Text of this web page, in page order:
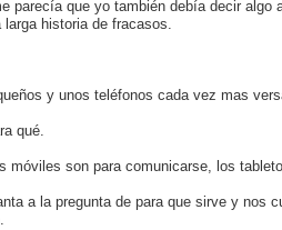
parecía que yo también debía decir
historia de fracasos.
y unos teléfonos cada vez mas
qué.
móviles son para comunicarse, los
a la pregunta de para que sirve y nos